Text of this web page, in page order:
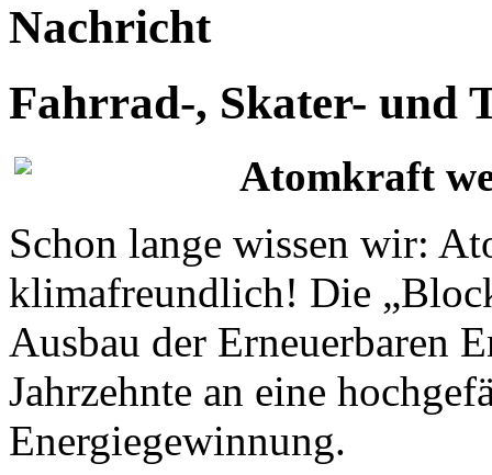
Nachricht
Fahrrad-, Skater- und
Atomkraft
Schon lange wissen wir:
klimafreundlich! Die
Ausbau der Erneuerbaren
Jahrzehnte an eine
Energiegewinnung.